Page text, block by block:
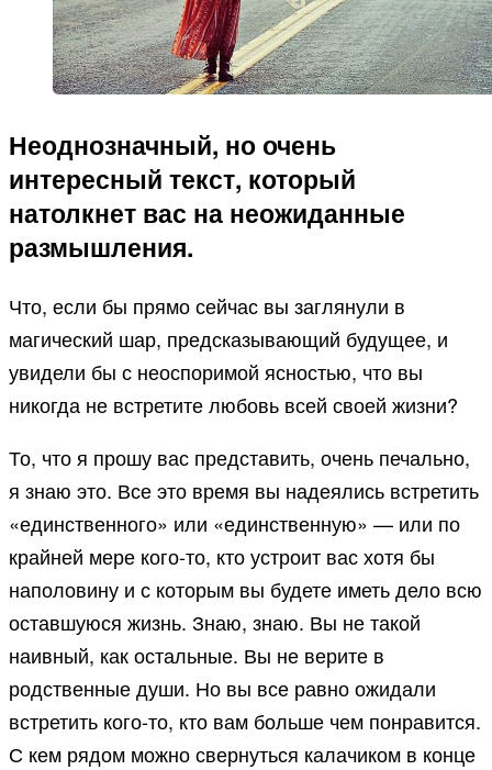
Неоднозначный, но очень
интересный текст, который
натолкнет вас на неожиданные
размышления.
Что, если бы прямо сейчас вы заглянули в
магический шар, предсказывающий будущее, и
увидели бы с неоспоримой ясностью, что вы
никогда не встретите любовь всей своей жизни?
То, что я прошу вас представить, очень печально,
я знаю это. Все это время вы надеялись встретить
«единственного» или «единственную» — или по
крайней мере кого-то, кто устроит вас хотя бы
наполовину и с которым вы будете иметь дело всю
оставшуюся жизнь. Знаю, знаю. Вы не такой
наивный, как остальные. Вы не верите в
родственные души. Но вы все равно ожидали
встретить кого-то, кто вам больше чем понравится.
С кем рядом можно свернуться калачиком в конце